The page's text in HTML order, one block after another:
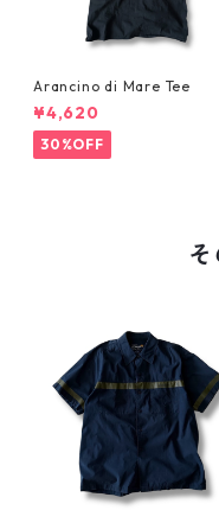
Arancino di Mare Tee
¥4,620
30%OFF